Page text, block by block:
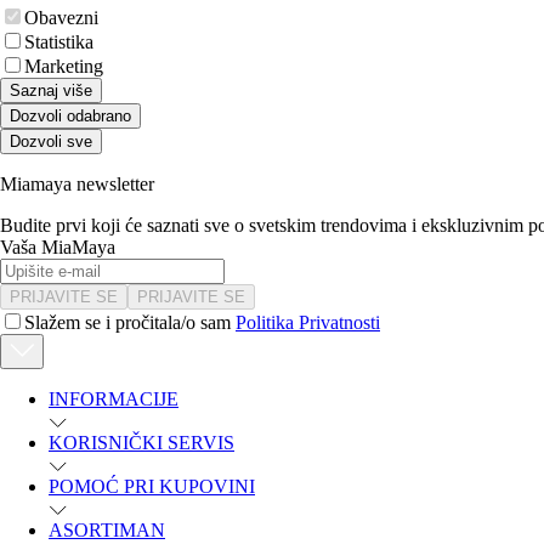
Obavezni
Statistika
Marketing
Saznaj više
Dozvoli odabrano
Dozvoli sve
Miamaya newsletter
Budite prvi koji će saznati sve o svetskim trendovima i ekskluzivnim
Vaša MiaMaya
PRIJAVITE SE PRIJAVITE SE
Slažem se i pročitala/o sam Politika Privatnosti
INFORMACIJE
KORISNIČKI SERVIS
POMOĆ PRI KUPOVINI
ASORTIMAN